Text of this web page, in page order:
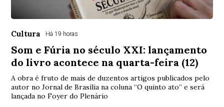
Cultura Há 19 horas
Som e Fúria no século XXI: lançamento
do livro acontece na quarta-feira (12)
A obra é fruto de mais de duzentos artigos publicados pelo
autor no Jornal de Brasília na coluna “O quinto ato” e será
lançada no Foyer do Plenário